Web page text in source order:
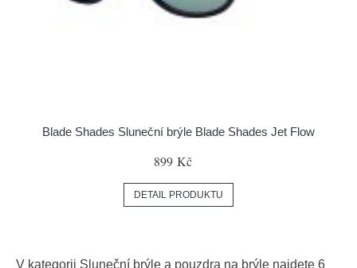
Blade Shades Sluneční brýle Blade Shades Jet Flow
899 Kč
DETAIL PRODUKTU
V kategorii Sluneční brýle a pouzdra na brýle najdete 6